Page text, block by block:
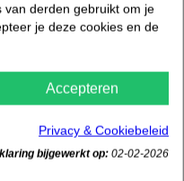
derden gebruikt om je
je deze cookies en de
Accepteren
Privacy & Cookiebeleid
bijgewerkt op: 02-02-2026